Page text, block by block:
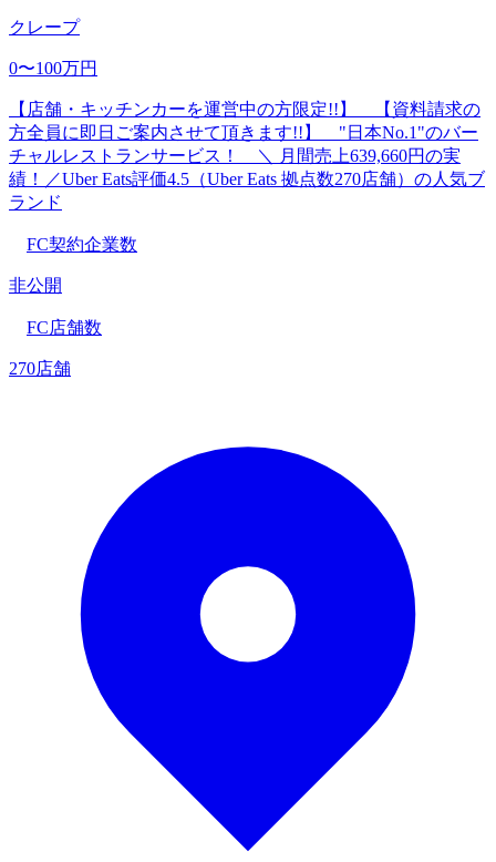
クレープ
0〜100万円
【店舗・キッチンカーを運営中の方限定!!】 【資料請求の
方全員に即日ご案内させて頂きます!!】 "日本No.1"のバー
チャルレストランサービス！ ＼ 月間売上639,660円の実
績！／Uber Eats評価4.5（Uber Eats 拠点数270店舗）の人気ブ
ランド
FC契約企業数
非公開
FC店舗数
270店舗